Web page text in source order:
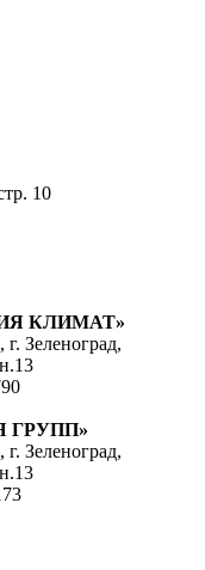
10
КЛИМАТ»
Зеленоград,
ГРУПП»
Зеленоград,